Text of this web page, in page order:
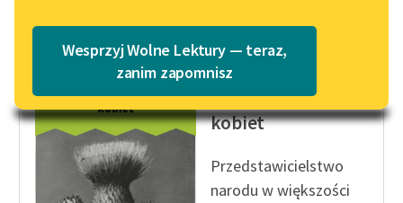
Lektury szkolne i klasyka
literatury do słuchania dla
uczennic i uczniów z
niepełnosprawnościami
Katalog w formacie PDF
Wesprzyj Wolne Lektury — teraz,
zanim zapomniszZofia Daszyńska-Golińska
Prawo wyborcze
kobiet
Przedstawicielstwo
narodu w większości